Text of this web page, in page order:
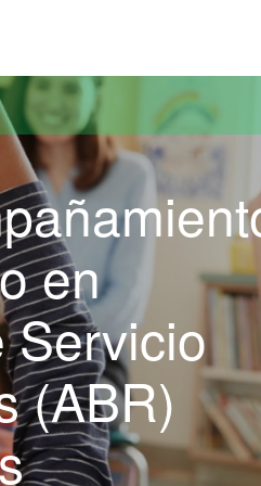
en
Servicio
(ABR)